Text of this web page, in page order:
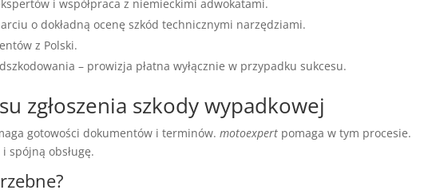
i współpraca z niemieckimi adwokatami.
o dokładną ocenę szkód technicznymi narzędziami.
z Polski.
– prowizja płatna wyłącznie w przypadku sukcesu.
zgłoszenia szkody wypadkowej
gotowości dokumentów i terminów.motoexpert pomaga w tym procesie.
i spójną obsługę.